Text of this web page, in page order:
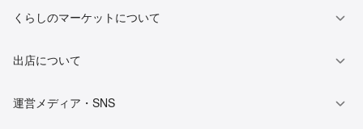
くらしのマーケットについて
出店について
運営メディア・SNS